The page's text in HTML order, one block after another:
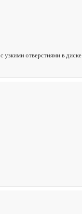
узкими отверстиями в диске